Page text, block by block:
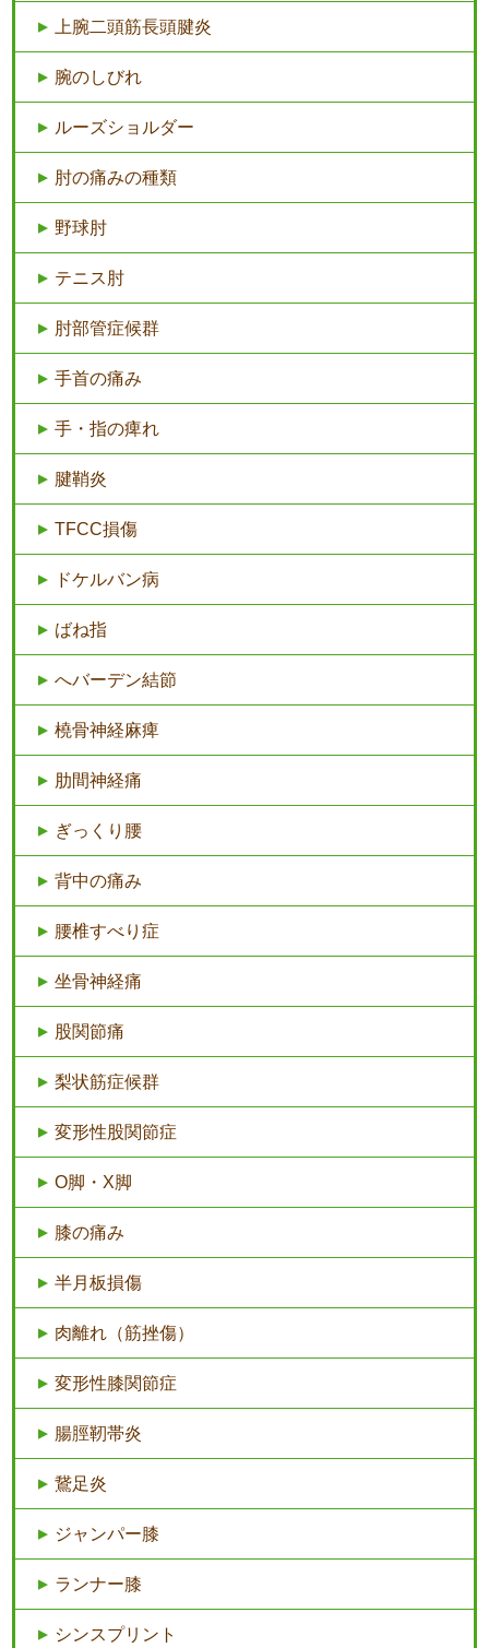
上腕二頭筋長頭腱炎
腕のしびれ
ルーズショルダー
肘の痛みの種類
野球肘
テニス肘
肘部管症候群
手首の痛み
手・指の痺れ
腱鞘炎
TFCC損傷
ドケルバン病
ばね指
へバーデン結節
橈骨神経麻痺
肋間神経痛
ぎっくり腰
背中の痛み
腰椎すべり症
坐骨神経痛
股関節痛
梨状筋症候群
変形性股関節症
O脚・X脚
膝の痛み
半月板損傷
肉離れ（筋挫傷）
変形性膝関節症
腸脛靭帯炎
鵞足炎
ジャンパー膝
ランナー膝
シンスプリント